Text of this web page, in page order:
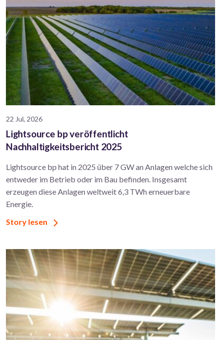
22 Jul, 2026
Lightsource bp veröffentlicht
Nachhaltigkeitsbericht 2025
Lightsource bp hat in 2025 über 7 GW an Anlagen welche sich
entweder im Betrieb oder im Bau befinden. Insgesamt
erzeugen diese Anlagen weltweit 6,3 TWh erneuerbare
Energie.
Story lesen